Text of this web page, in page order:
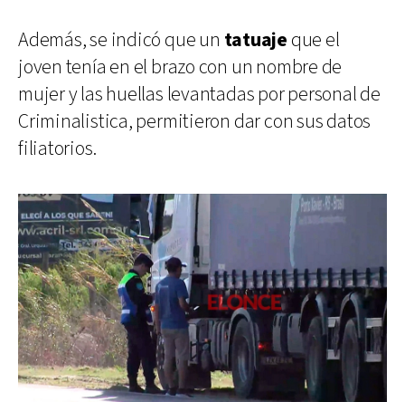
Además, se indicó que un tatuaje que el
joven tenía en el brazo con un nombre de
mujer y las huellas levantadas por personal de
Criminalistica, permitieron dar con sus datos
filiatorios.